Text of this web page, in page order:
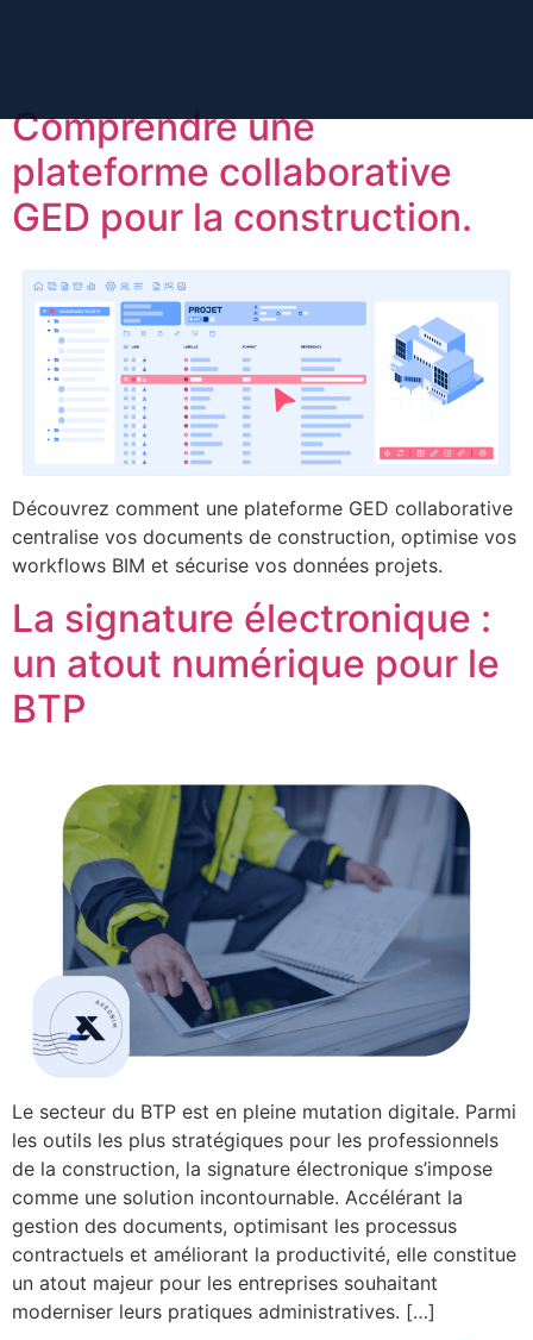
Comprendre une
plateforme collaborative
GED pour la construction.
Découvrez comment une plateforme GED collaborative
centralise vos documents de construction, optimise vos
workflows BIM et sécurise vos données projets.
La signature électronique :
un atout numérique pour le
BTP
Le secteur du BTP est en pleine mutation digitale. Parmi
les outils les plus stratégiques pour les professionnels
de la construction, la signature électronique s’impose
comme une solution incontournable. Accélérant la
gestion des documents, optimisant les processus
contractuels et améliorant la productivité, elle constitue
un atout majeur pour les entreprises souhaitant
moderniser leurs pratiques administratives. […]